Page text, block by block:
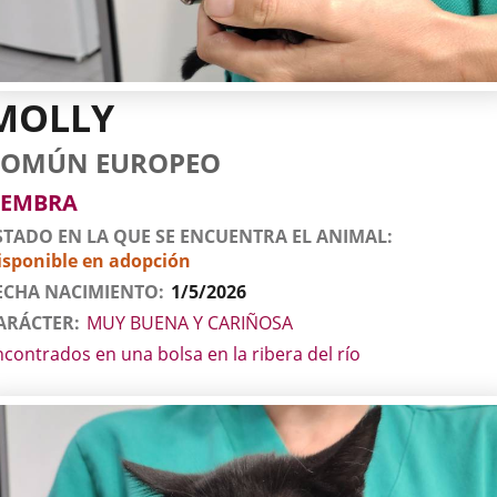
EUROPEO
EN LA QUE SE ENCUENTRA EL ANIMAL
en adopción
NACIMIENTO 1/5/2026
MUY BUENA Y CARIÑOSA
en una bolsa en la ribera del río